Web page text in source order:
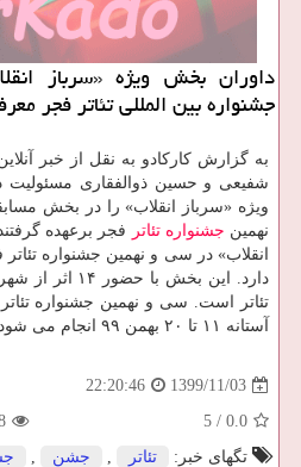
داوران بخش ویژه «سرباز
جشنواره بین المللی تئاتر فجر
به گزارش کارکادو به نقل از خبر
شفیعی و حسین ذوالفقاری مسئولیت
ویژه «سرباز انقلاب» را در بخش
نهمین جشنواره تئاتر
فجر برعهده
انقلاب» در سی و نهمین جشنواره تئاتر
دارد. این بخش
تئاتر است. سی و نهمین جشنواره
آستانه ۱۱ تا ۲۰ بهمن ۹۹ انجام می شود. ۵۸۵۸
1399/11/03
22:20:46
0.0
/
5
تگهای خبر:
تئاتر , جشن ,